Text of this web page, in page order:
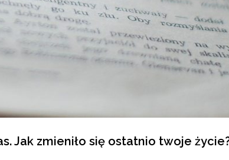
Jak zmieniło się ostatnio twoje